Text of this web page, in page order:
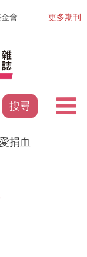
會
搜尋
更多期刊
捐血